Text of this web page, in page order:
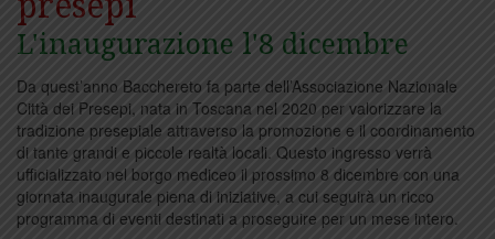
L'inaugurazione l'8 dicembre
Da quest’anno Bacchereto fa parte dell’Associazione Nazionale
Città dei Presepi, nata in Toscana nel 2020 per valorizzare la
tradizione presepiale attraverso la promozione e il coordinamento
di tante grandi e piccole realtà locali. Questo ingresso verrà
ufficializzato nel borgo mediceo il prossimo 8 dicembre con una
giornata inaugurale piena di iniziative, a cui seguirà un ricco
programma di eventi destinati a proseguire per un mese intero.